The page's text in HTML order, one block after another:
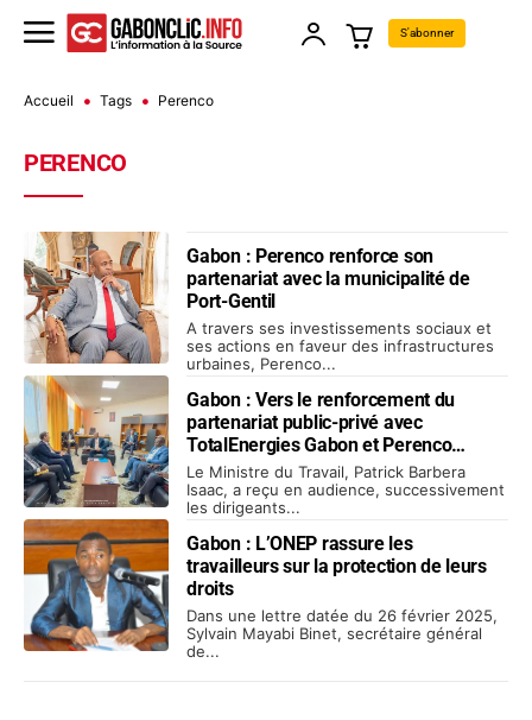
S'abonner
Accueil Tags Perenco
PERENCO
Gabon : Perenco renforce son
partenariat avec la municipalité de
Port-Gentil
A travers ses investissements sociaux et
ses actions en faveur des infrastructures
urbaines, Perenco...
Gabon : Vers le renforcement du
partenariat public-privé avec
TotalEnergies Gabon et Perenco
Gabon
Le Ministre du Travail, Patrick Barbera
Isaac, a reçu en audience, successivement
les dirigeants...
Gabon : L’ONEP rassure les
travailleurs sur la protection de leurs
droits
Dans une lettre datée du 26 février 2025,
Sylvain Mayabi Binet, secrétaire général
de...